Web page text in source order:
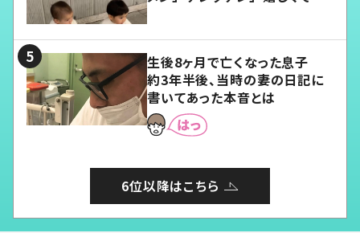
生後8ヶ月で亡くなった息子
約3年半後、当時の妻の日記に
書いてあった本音とは
6位以降はこちら